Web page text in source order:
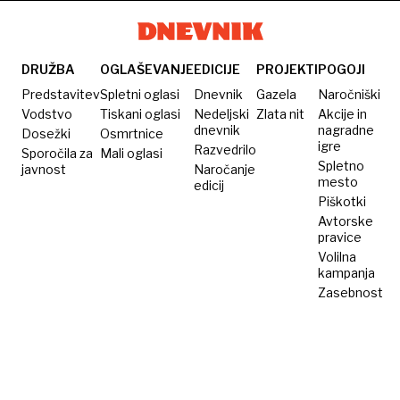
lažjo
prebavo
in
močnejši
organizem
DRUŽBA
Predstavitev
Vodstvo
Dosežki
Sporočila za
javnost
OGLAŠEVANJE
Spletni oglasi
Tiskani oglasi
Osmrtnice
Mali oglasi
EDICIJE
Dnevnik
Nedeljski
dnevnik
Razvedrilo
Naročanje
edicij
PROJEKTI
Gazela
Zlata nit
POGOJI
Naročniški
Akcije in
nagradne
igre
Spletno
mesto
Piškotki
Avtorske
pravice
Volilna
kampanja
Zasebnost